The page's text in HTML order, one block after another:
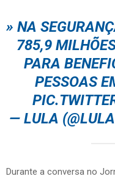
» NA
785,9
PARA
PESSOAS
— LULA
Durante a conversa no